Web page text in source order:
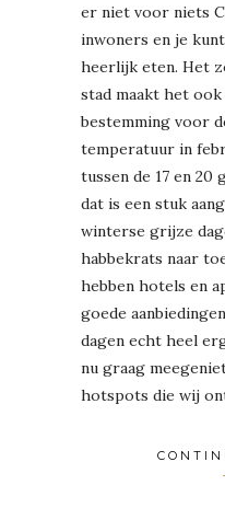
er niet voor niets
inwoners en je
heerlijk eten. Het
stad maakt het
bestemming voor
temperatuur in
tussen de 17 en 20
dat is een stuk
winterse grijze
habbekrats naar
hebben hotels en
goede
dagen echt heel
nu graag
hotspots die wij